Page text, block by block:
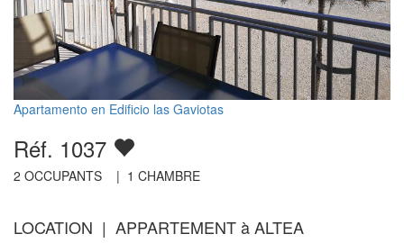
Apartamento en Edificio las Gaviotas
Réf. 1037
2 OCCUPANTS | 1 CHAMBRE
LOCATION | APPARTEMENT à ALTEA